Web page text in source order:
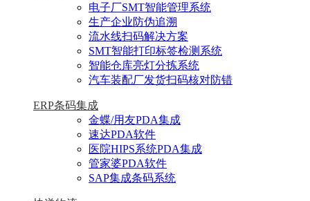
电子厂SMT智能管理系统
生产企业防伪追溯
流水线扫码解决方案
SMT智能打印标签检测系统
智能仓库亮灯分拣系统
汽车装配厂发货扫码核对防错
ERP条码集成
金蝶/用友PDA集成
速达PDA软件
医院HIPS系统PDA集成
管家婆PDA软件
SAP集成条码系统